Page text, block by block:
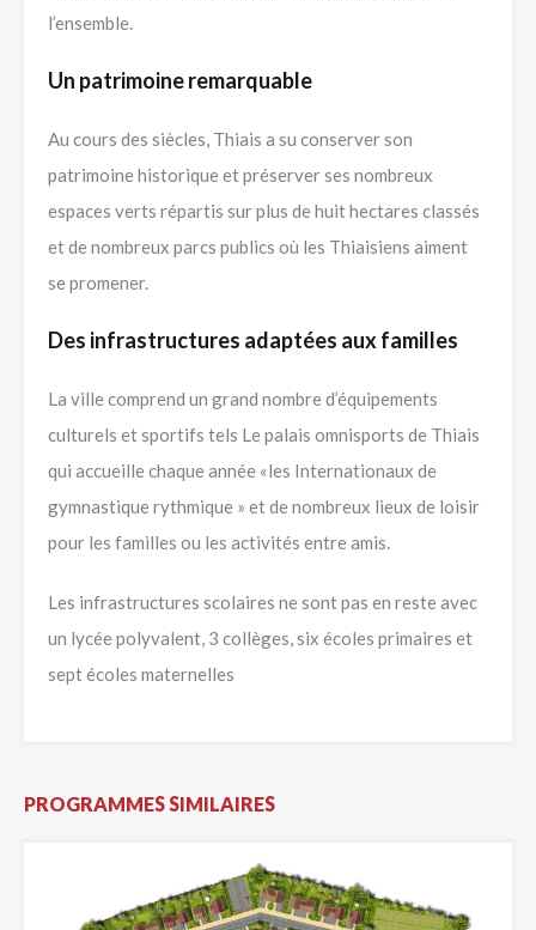
l’ensemble.
Un patrimoine remarquable
Au cours des siècles, Thiais a su conserver son
patrimoine historique et préserver ses nombreux
espaces verts répartis sur plus de huit hectares classés
et de nombreux parcs publics où les Thiaisiens aiment
se promener.
Des infrastructures adaptées aux familles
La ville comprend un grand nombre d’équipements
culturels et sportifs tels Le palais omnisports de Thiais
qui accueille chaque année «les Internationaux de
gymnastique rythmique » et de nombreux lieux de loisir
pour les familles ou les activités entre amis.
Les infrastructures scolaires ne sont pas en reste avec
un lycée polyvalent, 3 collèges, six écoles primaires et
sept écoles maternelles
PROGRAMMES SIMILAIRES